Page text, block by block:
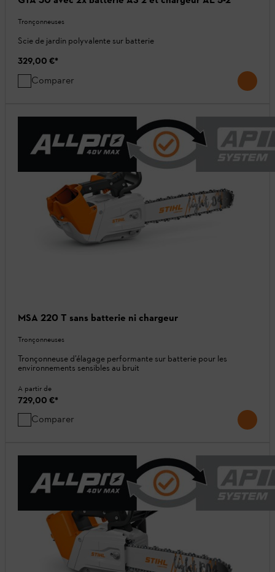
Tronçonneuses
Scie de jardin polyvalente sur batterie
329,00 €*
Comparer
MSA 220 T sans batterie ni chargeur
Tronçonneuses
Tronçonneuse d’élagage performante sur batterie pour les
environnements sensibles au bruit
A partir de
729,00 €*
Comparer